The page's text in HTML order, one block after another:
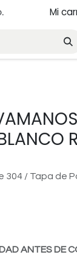
Mi
304 / Tapa de
ANTES DE